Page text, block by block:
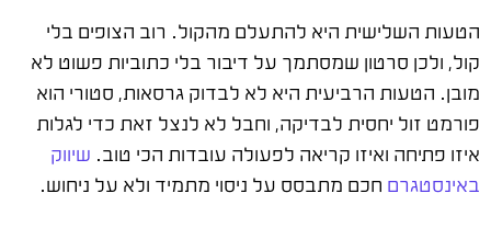
הטעות השלישית היא להתעלם מהקול. רוב הצופים בלי
קול, ולכן סרטון שמסתמך על דיבור בלי כתוביות פשוט לא
מובן. הטעות הרביעית היא לא לבדוק גרסאות, סטורי הוא
פורמט זול יחסית לבדיקה, וחבל לא לנצל זאת כדי לגלות
איזו פתיחה ואיזו קריאה לפעולה עובדות הכי טוב. שיווק
באינסטגרם חכם מתבסס על ניסוי מתמיד ולא על ניחוש.